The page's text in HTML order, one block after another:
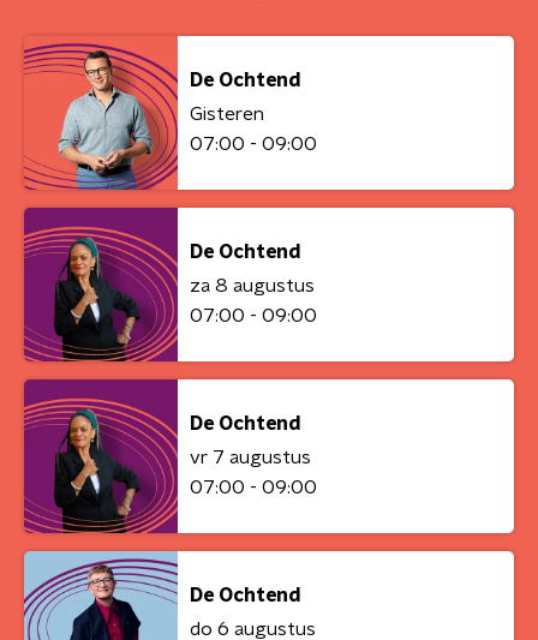
De Ochtend
Gisteren
07:00 - 09:00
De Ochtend
za 8 augustus
07:00 - 09:00
De Ochtend
vr 7 augustus
07:00 - 09:00
De Ochtend
do 6 augustus